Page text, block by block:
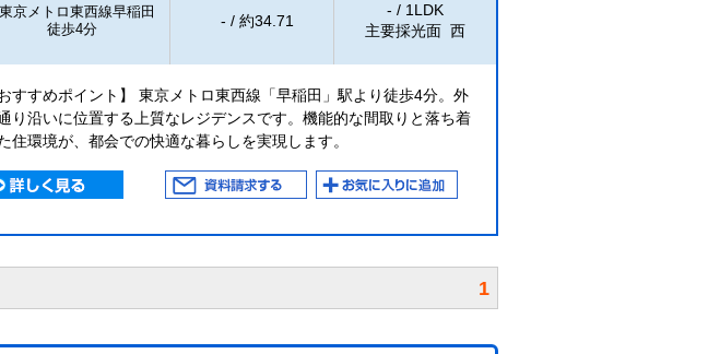
東京メトロ東西線早稲田
徒歩4分
- / 約34.71
- / 1LDK
主要採光面 西
おすすめポイント】 東京メトロ東西線「早稲田」駅より徒歩4分。外
り沿いに位置する上質なレジデンスです。機能的な間取りと落ち着
住環境が、都会での快適な暮らしを実現します。
1